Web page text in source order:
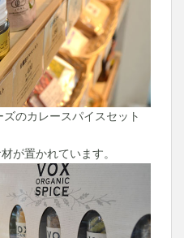
のカレースパイスセット
が置かれています。